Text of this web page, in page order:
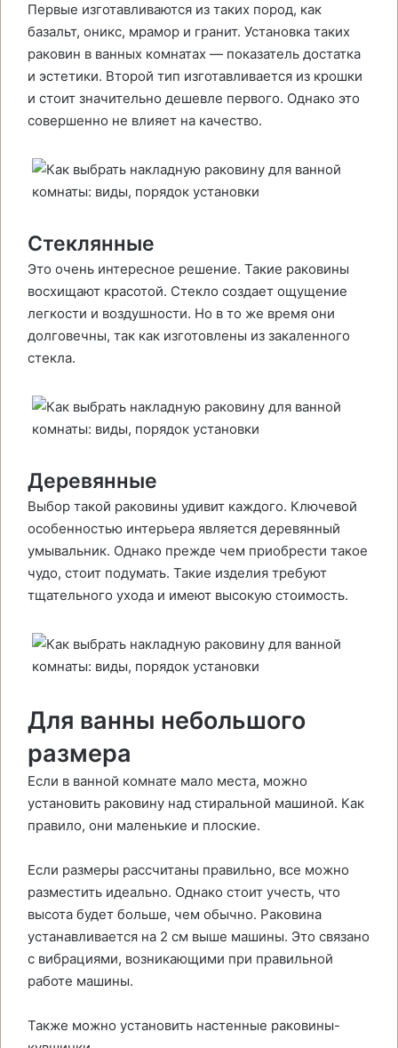
Первые изготавливаются из таких пород, как
базальт, оникс, мрамор и гранит. Установка таких
раковин в ванных комнатах — показатель достатка
и эстетики. Второй тип изготавливается из крошки
и стоит значительно дешевле первого. Однако это
совершенно не влияет на качество.
Стеклянные
Это очень интересное решение. Такие раковины
восхищают красотой. Стекло создает ощущение
легкости и воздушности. Но в то же время они
долговечны, так как изготовлены из закаленного
стекла.
Деревянные
Выбор такой раковины удивит каждого. Ключевой
особенностью интерьера является деревянный
умывальник. Однако прежде чем приобрести такое
чудо, стоит подумать. Такие изделия требуют
тщательного ухода и имеют высокую стоимость.
Для ванны небольшого
размера
Если в ванной комнате мало места, можно
установить раковину над стиральной машиной. Как
правило, они маленькие и плоские.
Если размеры рассчитаны правильно, все можно
разместить идеально. Однако стоит учесть, что
высота будет больше, чем обычно. Раковина
устанавливается на 2 см выше машины. Это связано
с вибрациями, возникающими при правильной
работе машины.
Также можно установить настенные раковины-